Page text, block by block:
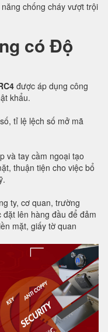
chống cháy vượt trội
có Độ
được áp dụng công
khẩu.
tỉ lệ lệch số mở mã
và tay cầm ngoại tạo
thuận tiện cho việc bổ
ty, cơ quan, trường
lên hàng đầu để đảm
mặt, giấy tờ quan